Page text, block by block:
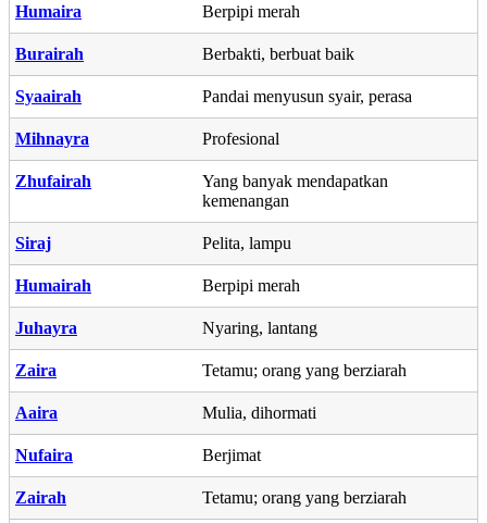
Humaira Berpipi merah
Burairah Berbakti, berbuat baik
Syaairah Pandai menyusun syair, perasa
Mihnayra Profesional
Zhufairah
Yang banyak mendapatkan
kemenangan
Siraj Pelita, lampu
Humairah Berpipi merah
Juhayra Nyaring, lantang
Zaira Tetamu; orang yang berziarah
Aaira Mulia, dihormati
Nufaira Berjimat
Zairah Tetamu; orang yang berziarah